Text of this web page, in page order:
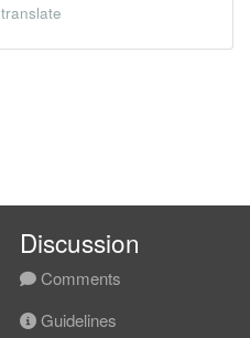
translate
Discussion
Comments
Guidelines